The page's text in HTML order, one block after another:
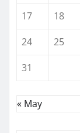
17
18
24
25
31
« May